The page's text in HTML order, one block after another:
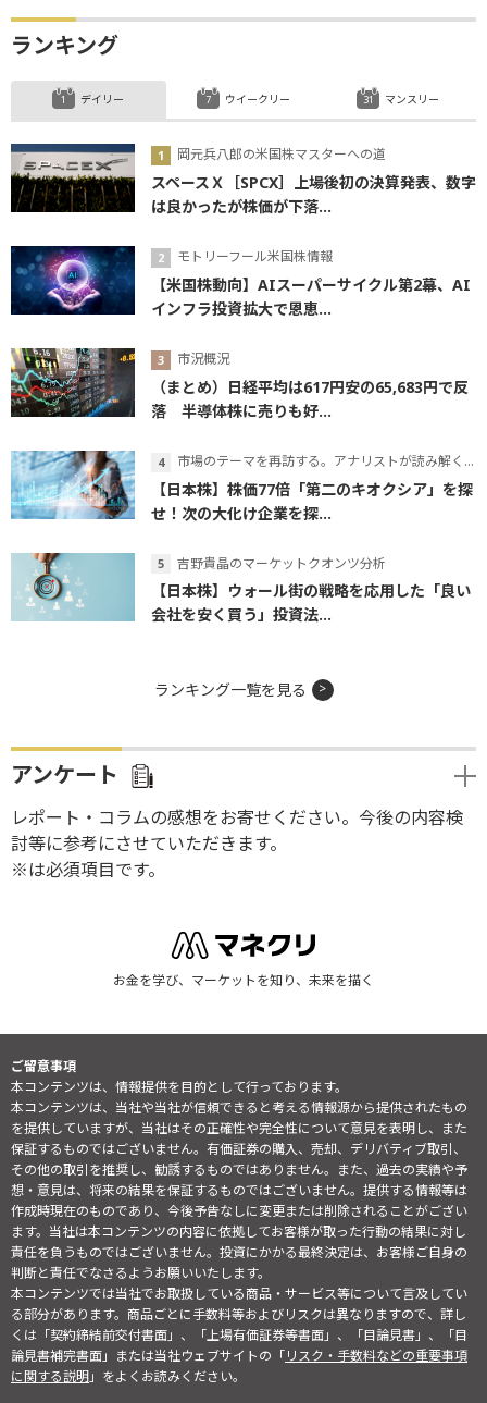
ランキング
デイリー
岡元兵八郎の米国株マスターへの道
スペースＸ［SPCX］上場後初の決算発表、数字
は良かったが株価が下落...
モトリーフール米国株情報
【米国株動向】AIスーパーサイクル第2幕、AI
インフラ投資拡大で恩恵...
市況概況
（まとめ）日経平均は617円安の65,683円で反
落 半導体株に売りも好...
市場のテーマを再訪する。アナリストが読み解くテーマの本質
【日本株】株価77倍「第二のキオクシア」を探
せ！次の大化け企業を探...
吉野貴晶のマーケットクオンツ分析
【日本株】ウォール街の戦略を応用した「良い
会社を安く買う」投資法...
ウイークリー マンスリー
ランキング一覧を見る
アンケート
レポート・コラムの感想をお寄せください。今後の内容検
討等に参考にさせていただきます。
※は必須項目です。
お金を学び、マーケットを知り、未来を描く
ご留意事項
本コンテンツは、情報提供を目的として行っております。
本コンテンツは、当社や当社が信頼できると考える情報源から提供されたもの
を提供していますが、当社はその正確性や完全性について意見を表明し、また
保証するものではございません。有価証券の購入、売却、デリバティブ取引、
その他の取引を推奨し、勧誘するものではありません。また、過去の実績や予
想・意見は、将来の結果を保証するものではございません。提供する情報等は
作成時現在のものであり、今後予告なしに変更または削除されることがござい
ます。当社は本コンテンツの内容に依拠してお客様が取った行動の結果に対し
責任を負うものではございません。投資にかかる最終決定は、お客様ご自身の
判断と責任でなさるようお願いいたします。
本コンテンツでは当社でお取扱している商品・サービス等について言及してい
る部分があります。商品ごとに手数料等およびリスクは異なりますので、詳し
くは「契約締結前交付書面」、「上場有価証券等書面」、「目論見書」、「目
論見書補完書面」または当社ウェブサイトの「リスク・手数料などの重要事項
に関する説明」をよくお読みください。